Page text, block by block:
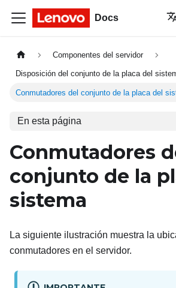
Docs
Componentes del servidor
Disposición del conjunto de la placa del
Conmutadores del conjunto de la placa del
En esta página
Conmutadores
conjunto de la
sistema
La siguiente ilustración muestra la
conmutadores en el servidor.